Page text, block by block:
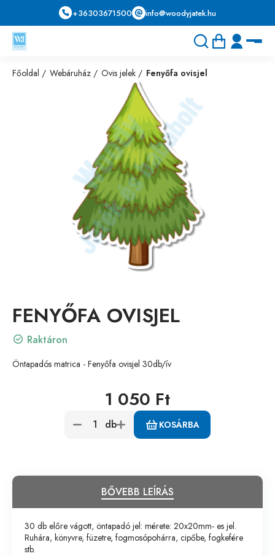
+36303671500 info@woodyjatek.hu
Főoldal Webáruház Ovis jelek Fenyőfa ovisjel
FENYŐFA OVISJEL
Raktáron
Öntapadós matrica - Fenyőfa ovisjel 30db/ív
1 050 Ft
db KOSÁRBA
BŐVEBB LEÍRÁS
30 db előre vágott, öntapadó jel: mérete: 20x20mm- es jel.
Ruhára, könyvre, füzetre, fogmosópohárra, cipőbe, fogkefére
stb.